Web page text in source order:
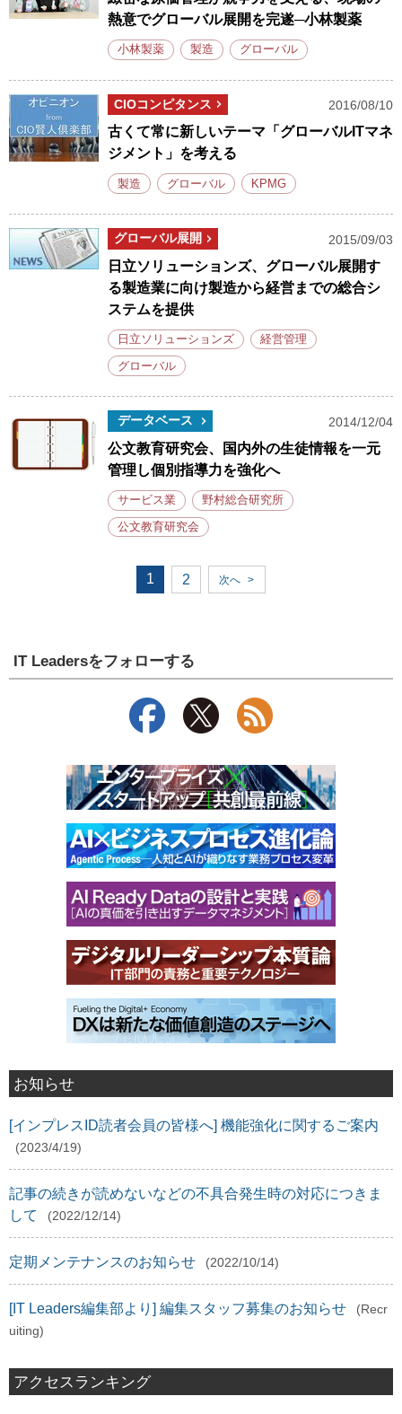
熱意でグローバル展開を完遂─小林製薬
小林製薬 製造 グローバル
CIOコンピタンス 2016/08/10
古くて常に新しいテーマ「グローバルITマネ
ジメント」を考える
製造 グローバル KPMG
グローバル展開 2015/09/03
日立ソリューションズ、グローバル展開す
る製造業に向け製造から経営までの総合シ
ステムを提供
日立ソリューションズ 経営管理
グローバル
データベース 2014/12/04
公文教育研究会、国内外の生徒情報を一元
管理し個別指導力を強化へ
サービス業 野村総合研究所
公文教育研究会
1 2 次へ >
IT Leadersをフォローする
お知らせ
[インプレスID読者会員の皆様へ] 機能強化に関するご案内
(2023/4/19)
記事の続きが読めないなどの不具合発生時の対応につきま
して
(2022/12/14)
定期メンテナンスのお知らせ (2022/10/14)
[IT Leaders編集部より] 編集スタッフ募集のお知らせ
(Recr
uiting)
アクセスランキング